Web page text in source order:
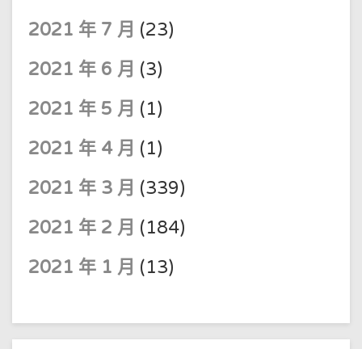
2021 年 7 月 (23)
2021 年 6 月 (3)
2021 年 5 月 (1)
2021 年 4 月 (1)
2021 年 3 月 (339)
2021 年 2 月 (184)
2021 年 1 月 (13)